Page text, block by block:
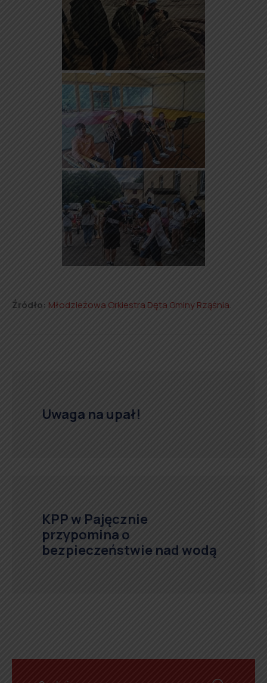
Źródło: Młodzieżowa Orkiestra Dęta Gminy Rząśnia.
Uwaga na upał!
KPP w Pajęcznie
przypomina o
bezpieczeństwie nad wodą